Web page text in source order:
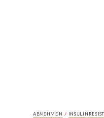
ABNEHMEN /